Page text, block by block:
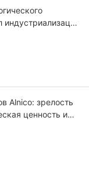
индустриализации
Alnico: зрелость
ценность и